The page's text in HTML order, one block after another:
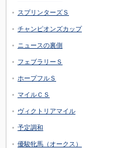
スプリンターズＳ
チャンピオンズカップ
ニュースの裏側
フェブラリーＳ
ホープフルＳ
マイルＣＳ
ヴィクトリアマイル
予定調和
優駿牝馬（オークス）